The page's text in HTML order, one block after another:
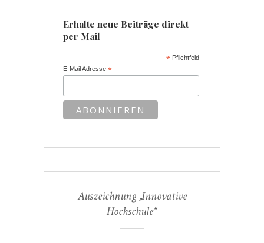
Erhalte neue Beiträge direkt
per Mail
* Pflichtfeld
E-Mail Adresse*
Auszeichnung „Innovative
Hochschule“